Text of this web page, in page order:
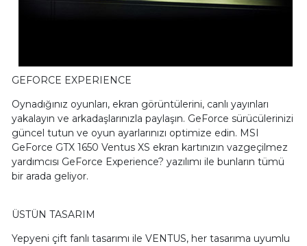
GEFORCE EXPERIENCE
Oynadığınız oyunları, ekran görüntülerini, canlı yayınları
yakalayın ve arkadaşlarınızla paylaşın. GeForce sürücülerinizi
güncel tutun ve oyun ayarlarınızı optimize edin. MSI
GeForce GTX 1650 Ventus XS ekran kartınızın vazgeçilmez
yardımcısı GeForce Experience? yazılımı ile bunların tümü
bir arada geliyor.
ÜSTÜN TASARIM
Yepyeni çift fanlı tasarımı ile VENTUS, her tasarıma uyumlu